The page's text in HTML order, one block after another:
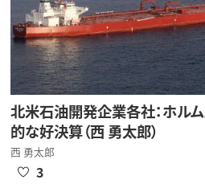
北米石油開発企業各社：ホル
的な好決算（西 勇太郎）
西 勇太郎
3